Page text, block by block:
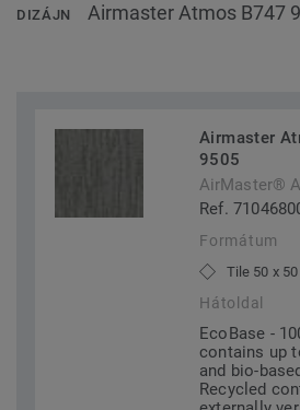
DIZÁJN Airmaster Atmos B747
Airmaster
9505
AirMaster®
Ref.
Formátum
Tile 50 x
Hátoldal
EcoBase -
contains up
and bio-
Recycled